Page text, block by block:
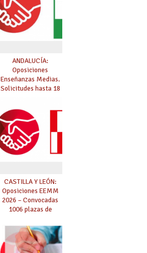
ANDALUCÍA:
Oposiciones
Enseñanzas Medias.
Solicitudes hasta 18
CASTILLA Y LEÓN:
Oposiciones EEMM
2026 – Convocadas
1006 plazas de
Conservatorios
(solicitudes del 15 de
enero al 4 de febrero)